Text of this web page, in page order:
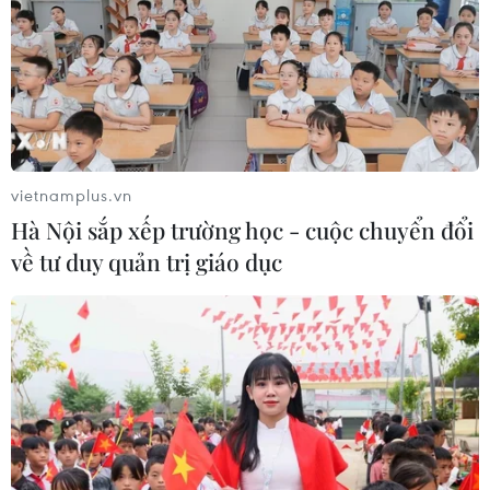
06/08/2026 04:13
Cảnh báo thủ đoạn lừa đảo đưa lao
động thời vụ sang Hàn Quốc
06/08/2026 04:11
24 năm tù cho 2 vợ chồng tổ
chức “bay lắc” tại Hà Nội
06/08/2026 03:46
Khởi tố thêm 6 đối tượng vụ lập
khống hồ sơ bảo hiểm y tế ở Đắk Lắk
05/08/2026 14:55
vietnamplus.vn
Hà Nội sắp xếp trường học - cuộc chuyển đổi
về tư duy quản trị giáo dục